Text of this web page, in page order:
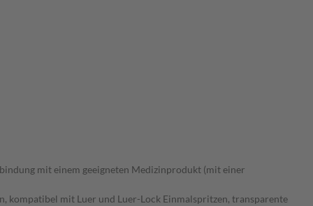
mit einem geeigneten Medizinprodukt (mit einer
kompatibel mit Luer und Luer-Lock Einmalspritzen, transparente